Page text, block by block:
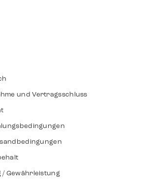
und Vertragsschluss
/ Gewährleistung